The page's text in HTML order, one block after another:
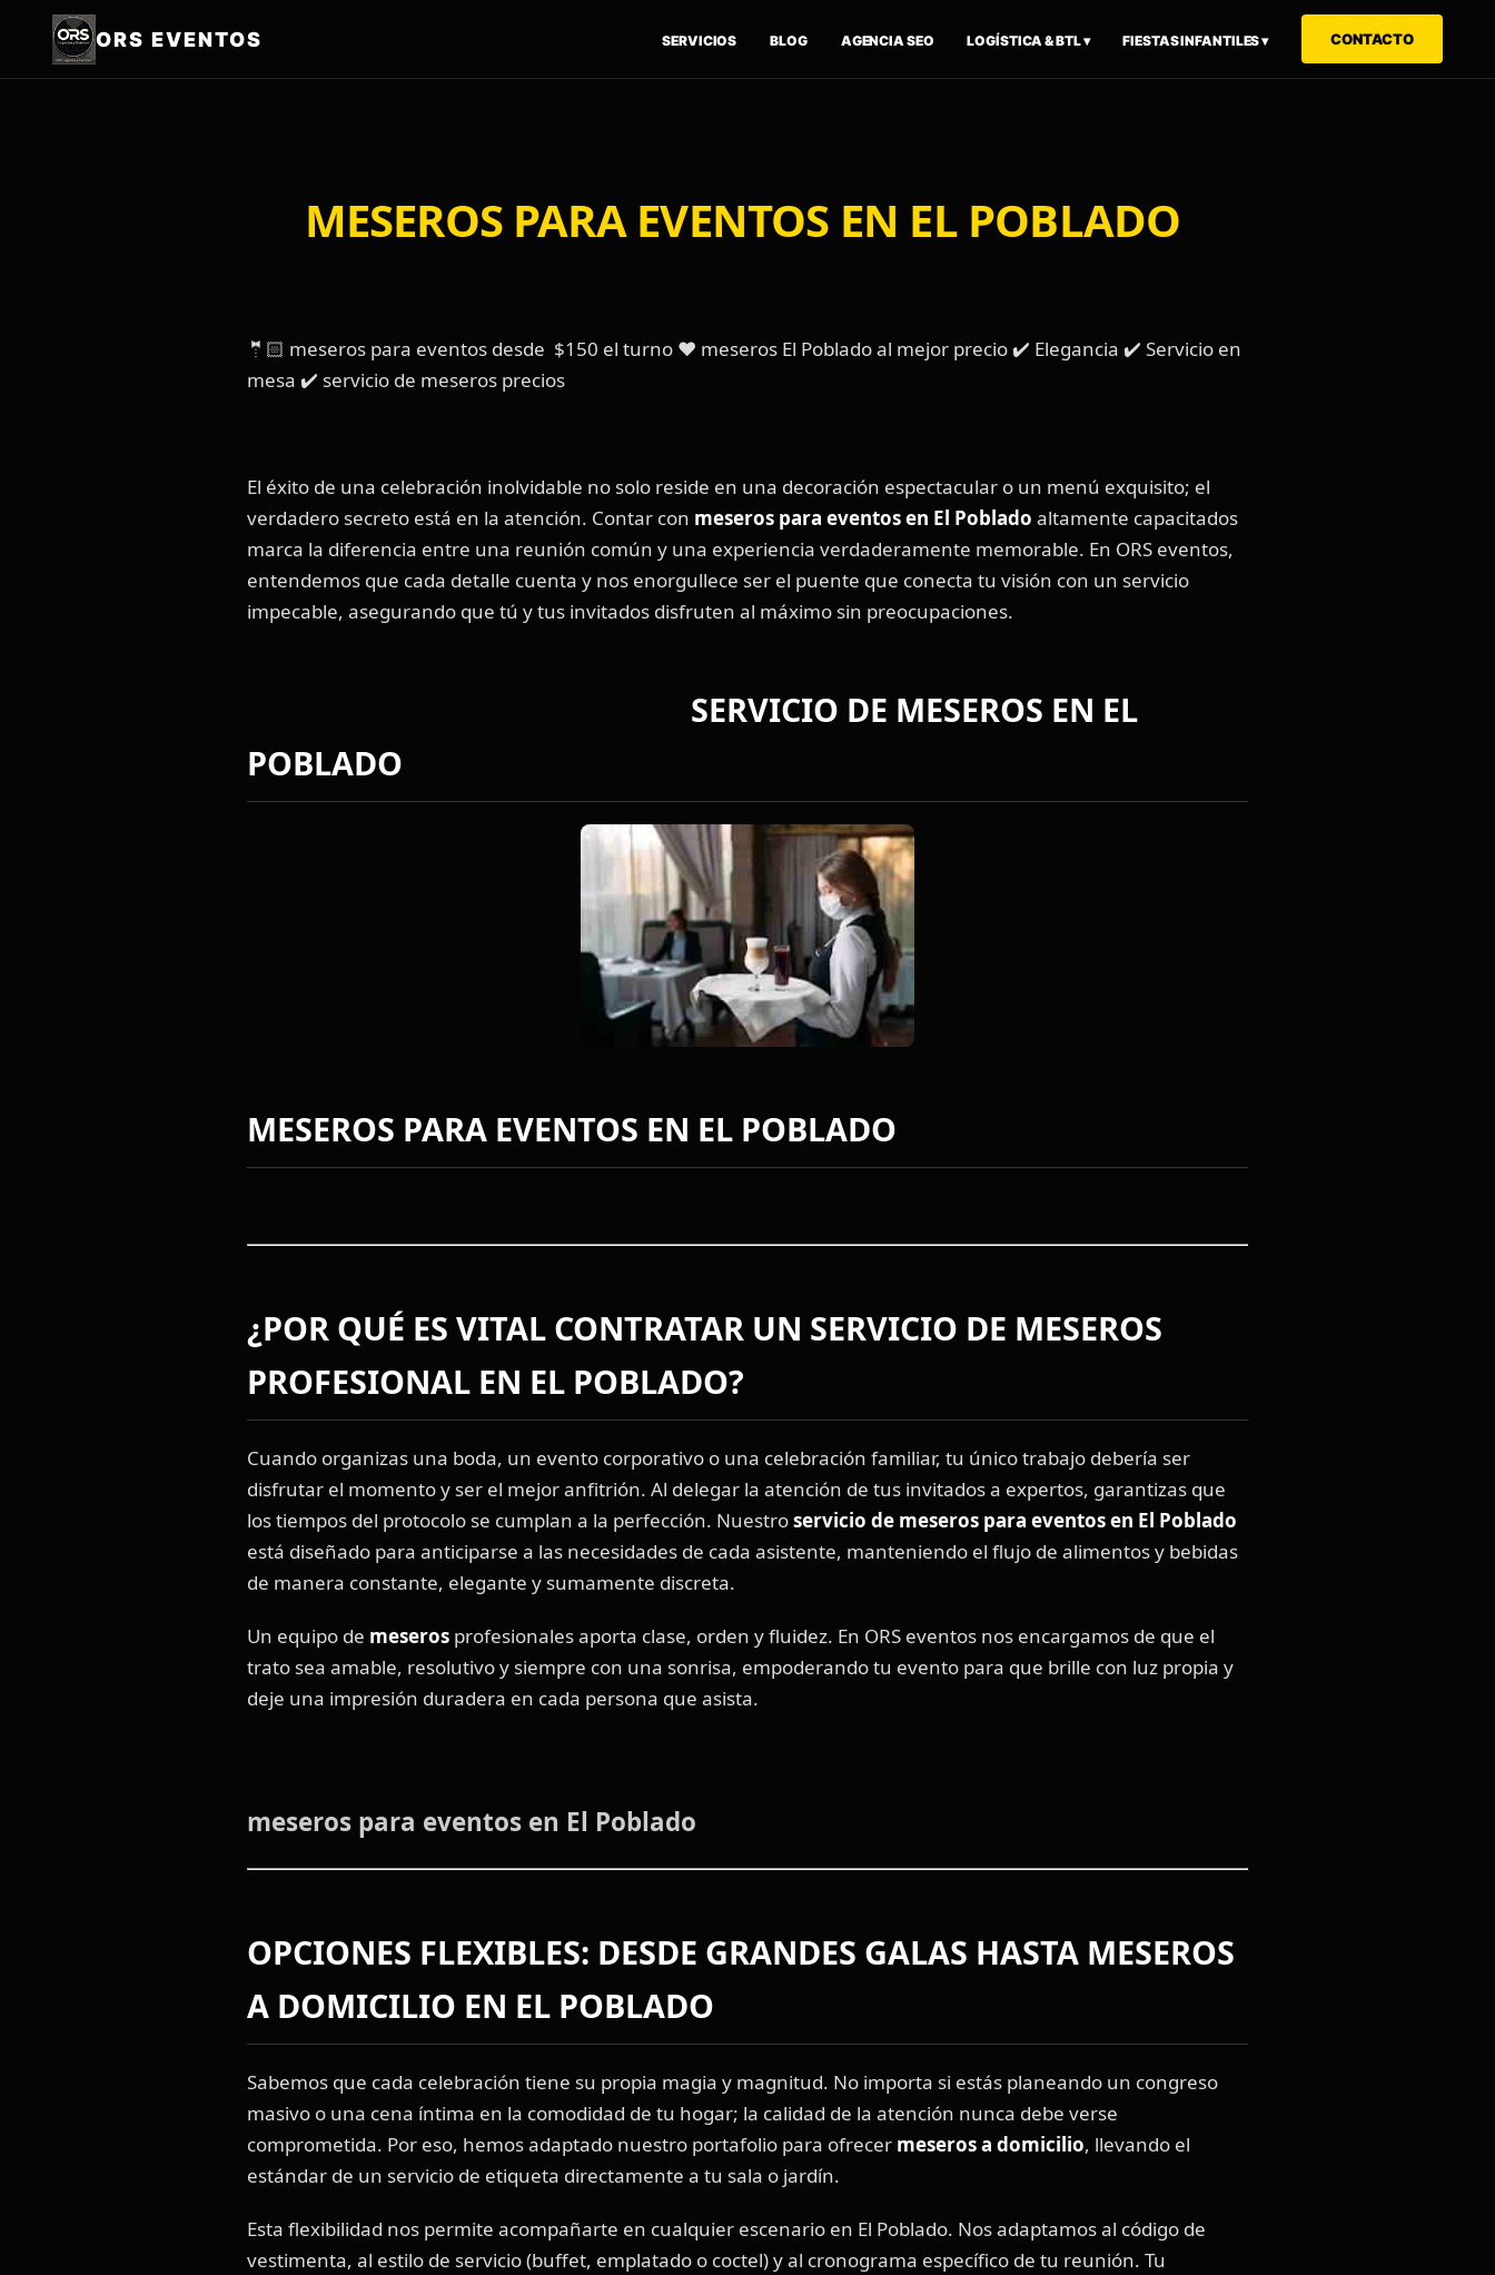
ORS EVENTOS SERVICIOS BLOG AGENCIA SEO LOGÍSTICA & BTL ▾ FIESTAS INFANTILES ▾ CONTACTO
MESEROS PARA EVENTOS EN EL POBLADO
🤵🏻 meseros para eventos desde $150 el turno ❤️ meseros El Poblado al mejor precio ✔️ Elegancia ✔️ Servicio en
mesa ✔️ servicio de meseros precios
El éxito de una celebración inolvidable no solo reside en una decoración espectacular o un menú exquisito; el
verdadero secreto está en la atención. Contar con meseros para eventos en El Poblado altamente capacitados
marca la diferencia entre una reunión común y una experiencia verdaderamente memorable. En ORS eventos,
entendemos que cada detalle cuenta y nos enorgullece ser el puente que conecta tu visión con un servicio
impecable, asegurando que tú y tus invitados disfruten al máximo sin preocupaciones.
SERVICIO DE MESEROS EN EL
POBLADO
MESEROS PARA EVENTOS EN EL POBLADO
¿POR QUÉ ES VITAL CONTRATAR UN SERVICIO DE MESEROS
PROFESIONAL EN EL POBLADO?
Cuando organizas una boda, un evento corporativo o una celebración familiar, tu único trabajo debería ser
disfrutar el momento y ser el mejor anfitrión. Al delegar la atención de tus invitados a expertos, garantizas que
los tiempos del protocolo se cumplan a la perfección. Nuestroservicio de meseros para eventos en El Poblado
está diseñado para anticiparse a las necesidades de cada asistente, manteniendo el flujo de alimentos y bebidas
de manera constante, elegante y sumamente discreta.
Un equipo de meseros profesionales aporta clase, orden y fluidez. En ORS eventos nos encargamos de que el
trato sea amable, resolutivo y siempre con una sonrisa, empoderando tu evento para que brille con luz propia y
deje una impresión duradera en cada persona que asista.
meseros para eventos en El Poblado
OPCIONES FLEXIBLES: DESDE GRANDES GALAS HASTA MESEROS
A DOMICILIO EN EL POBLADO
Sabemos que cada celebración tiene su propia magia y magnitud. No importa si estás planeando un congreso
masivo o una cena íntima en la comodidad de tu hogar; la calidad de la atención nunca debe verse
comprometida. Por eso, hemos adaptado nuestro portafolio para ofrecer meseros a domicilio, llevando el
estándar de un servicio de etiqueta directamente a tu sala o jardín.
Esta flexibilidad nos permite acompañarte en cualquier escenario en El Poblado. Nos adaptamos al código de
vestimenta, al estilo de servicio (buffet, emplatado o coctel) y al cronograma específico de tu reunión. Tu